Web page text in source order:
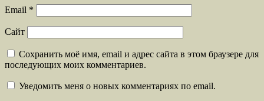
Email *
Сайт
Сохранить моё имя, email и адрес сайта в этом браузере для
последующих моих комментариев.
Уведомить меня о новых комментариях по email.